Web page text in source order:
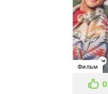
Фильм
0